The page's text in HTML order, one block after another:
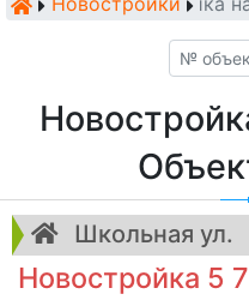
Школьная ул.
Новостройка 5